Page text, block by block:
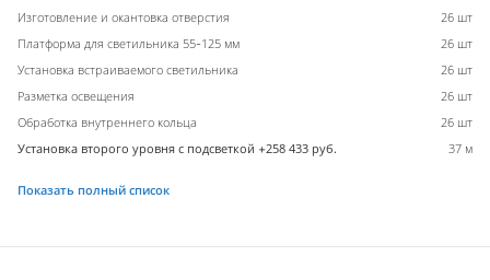
Изготовление и окантовка отверстия
26 шт
Платформа для светильника 55-125 мм
26 шт
Установка встраиваемого светильника
26 шт
Разметка освещения
26 шт
Обработка внутреннего кольца
26 шт
Установка второго уровня с подсветкой +258 433 руб.
37 м
Показать полный список